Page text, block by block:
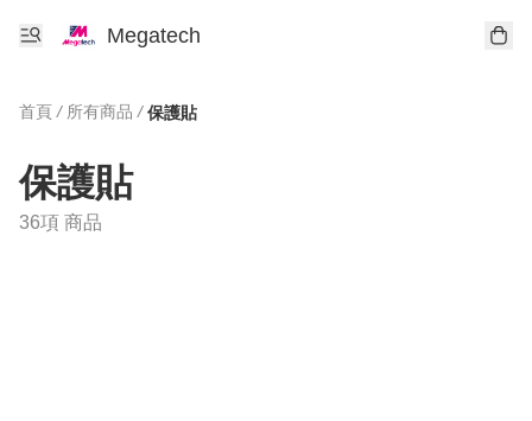
Megatech
首頁 / 所有商品 / 保護貼
保護貼
36項 商品